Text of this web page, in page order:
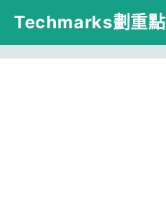
跳
主
Techmarks劃重點